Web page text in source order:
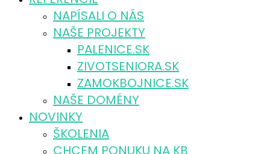
NAPÍSALI O NÁS
NAŠE PROJEKTY
PALENICE.SK
ZIVOTSENIORA.SK
ZAMOKBOJNICE.SK
NAŠE DOMÉNY
NOVINKY
ŠKOLENIA
CHCEM PONUKU NA KB